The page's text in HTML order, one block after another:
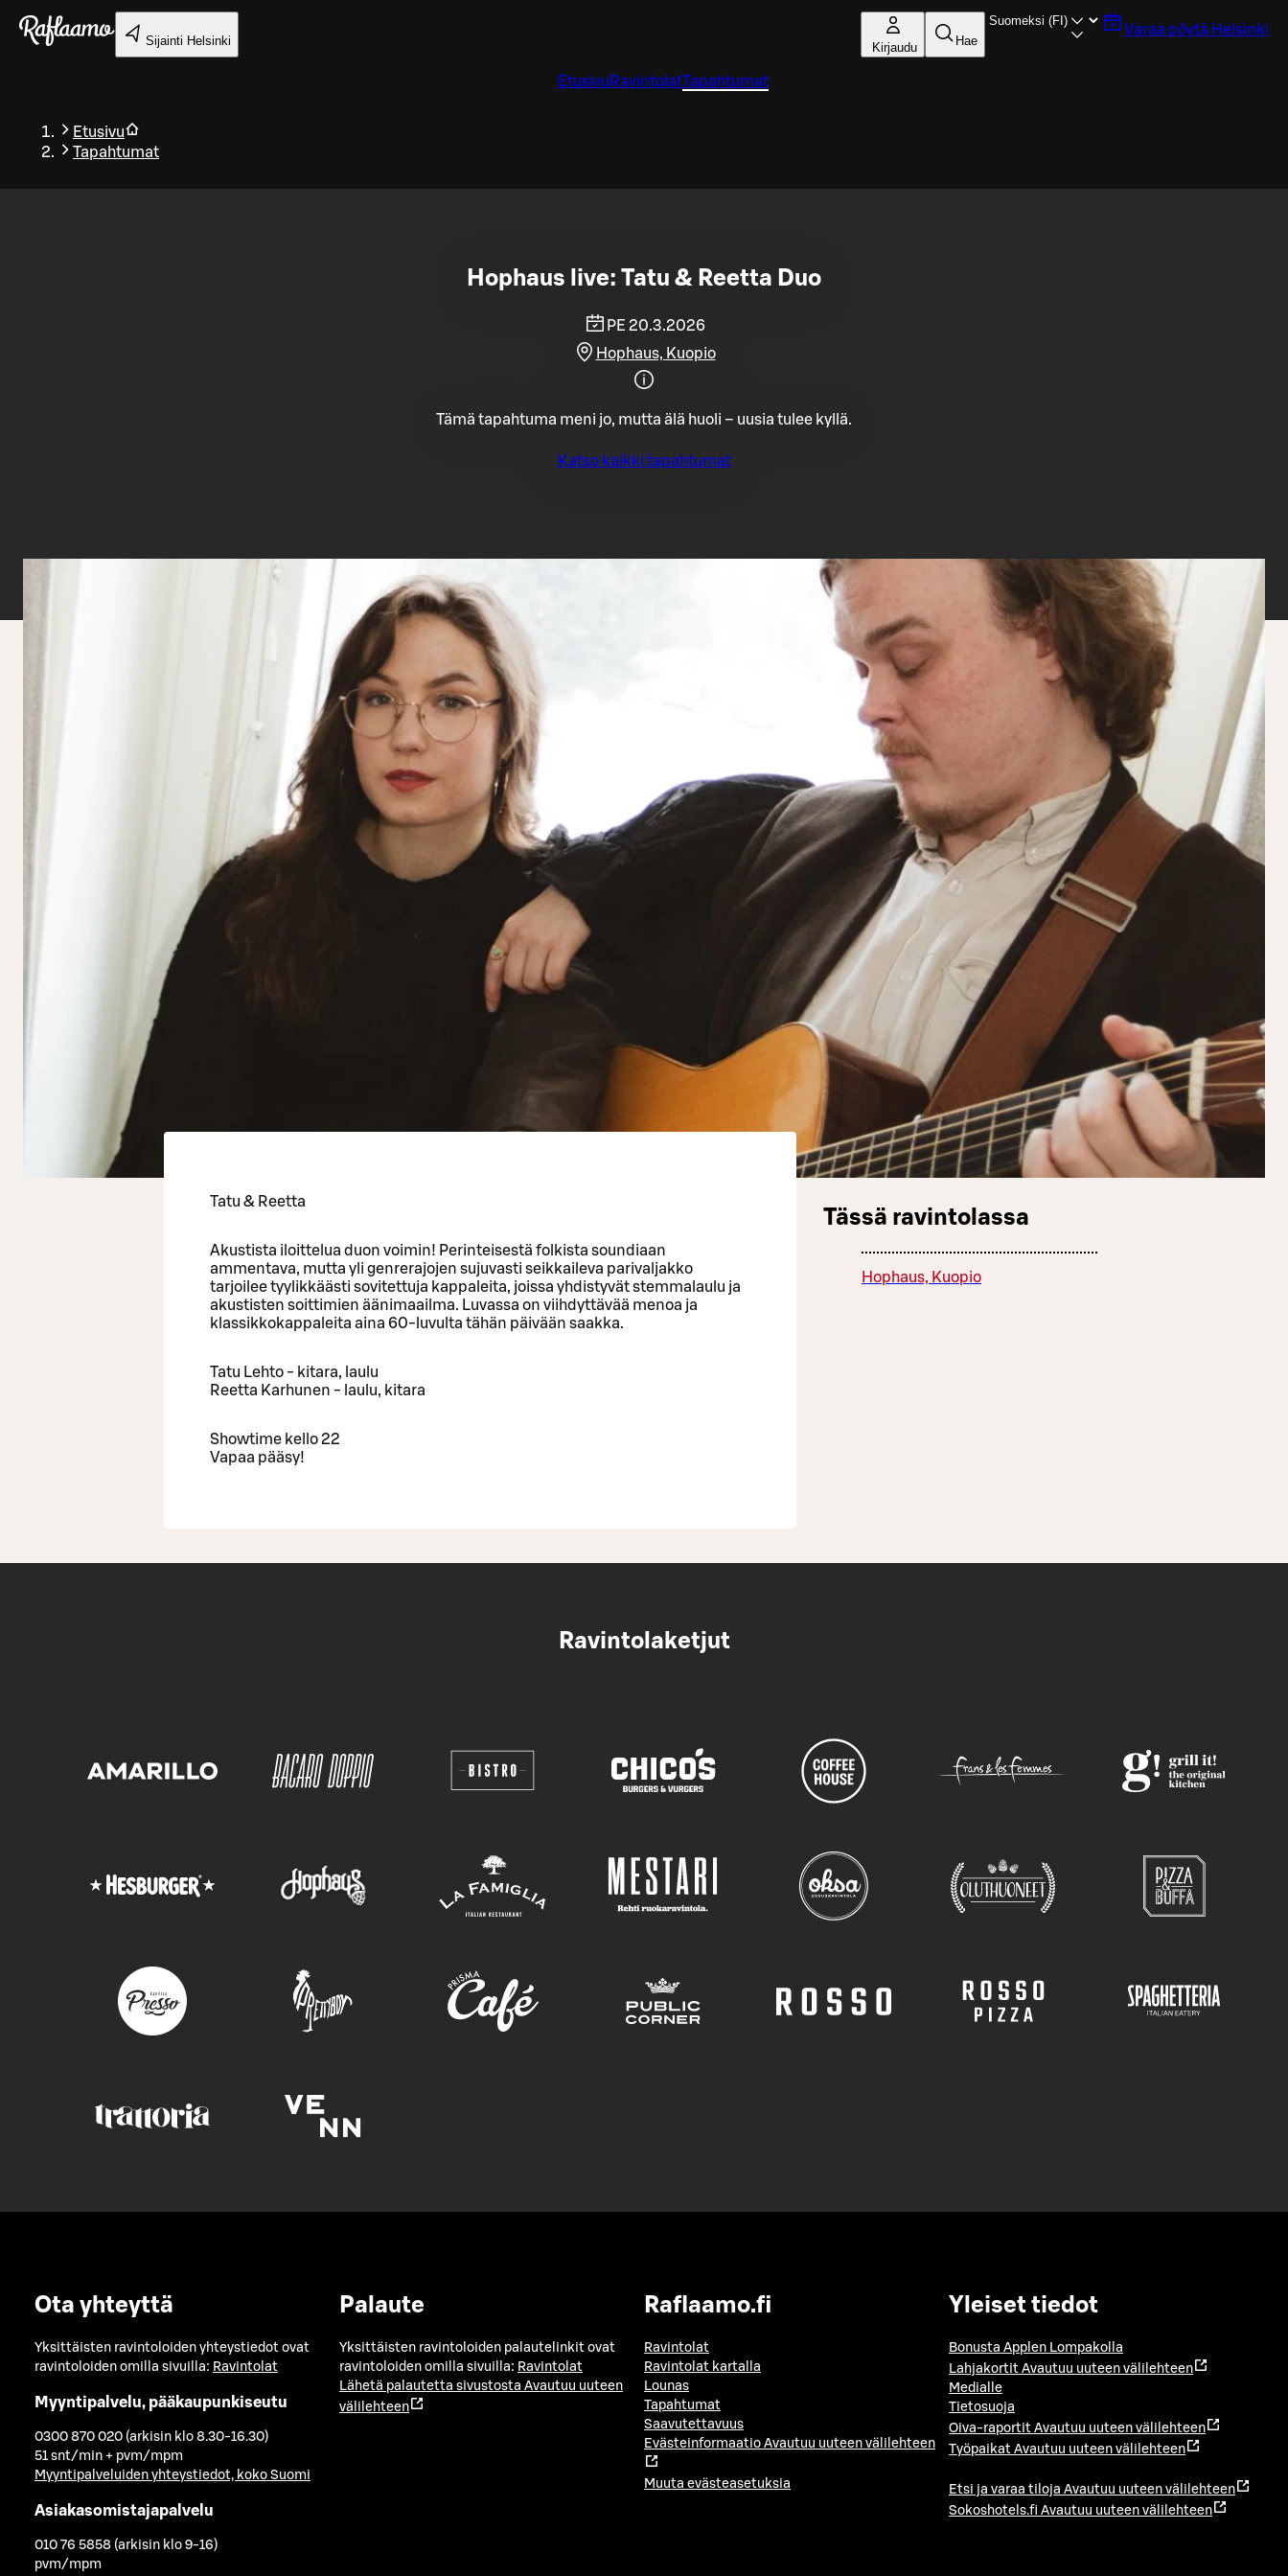
Siirry pääsisältöön
Sijainti Helsinki Kirjaudu Hae
Varaa pöytä Helsinki
Etusivu RavintolatTapahtumat
Etusivu
Tapahtumat
Takaisin
Hophaus live: Tatu & Reetta Duo
PE 20.3.2026
Hophaus, Kuopio
Tämä tapahtuma meni jo, mutta älä huoli – uusia tulee kyllä.
Katso kaikki tapahtumat
Tatu & Reetta
Akustista iloittelua duon voimin! Perinteisestä folkista soundiaan
ammentava, mutta yli genrerajojen sujuvasti seikkaileva parivaljakko
tarjoilee tyylikkäästi sovitettuja kappaleita, joissa yhdistyvät stemmalaulu ja
akustisten soittimien äänimaailma. Luvassa on viihdyttävää menoa ja
klassikkokappaleita aina 60-luvulta tähän päivään saakka.
Tatu Lehto - kitara, laulu
Reetta Karhunen - laulu, kitara
Showtime kello 22
Vapaa pääsy!
Tässä ravintolassa
Hophaus, Kuopio
Ravintolaketjut
Ota yhteyttä
Yksittäisten ravintoloiden yhteystiedot ovat
ravintoloiden omilla sivuilla: Ravintolat
Myyntipalvelu, pääkaupunkiseutu
0300 870 020 (arkisin klo 8.30-16.30)
51 snt/min + pvm/mpm
Myyntipalveluiden yhteystiedot, koko Suomi
Asiakasomistajapalvelu
010 76 5858 (arkisin klo 9-16)
pvm/mpm
Palaute
Yksittäisten ravintoloiden palautelinkit ovat
ravintoloiden omilla sivuilla: Ravintolat
Lähetä palautetta sivustosta Avautuu uuteen
välilehteen
Raflaamo.fi
Ravintolat
Ravintolat kartalla
Lounas
Tapahtumat
Saavutettavuus
Evästeinformaatio Avautuu uuteen välilehteen
Muuta evästeasetuksia
Yleiset tiedot
Bonusta Applen Lompakolla
Lahjakortit Avautuu uuteen välilehteen
Medialle
Tietosuoja
Oiva-raportit Avautuu uuteen välilehteen
Työpaikat Avautuu uuteen välilehteen
Etsi ja varaa tiloja Avautuu uuteen välilehteen
Sokoshotels.fi Avautuu uuteen välilehteen